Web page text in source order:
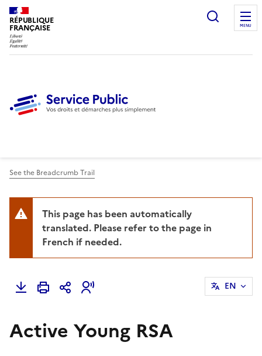
RÉPUBLIQUE
FRANÇAISE
Ouvrir
MENU
See the Breadcrumb Trail
This page has been automatically
translated. Please refer to the page in
French if needed.
EN
Active Young RSA